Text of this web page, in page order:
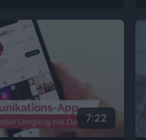
7:22